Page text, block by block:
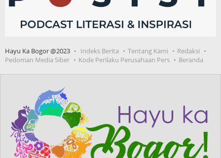
Hayu Ka Bogor @2023 Indeks Berita Tentang Kami
Redaksi
Pedoman Media Siber
Kode Perilaku Perusahaan Pers Beranda